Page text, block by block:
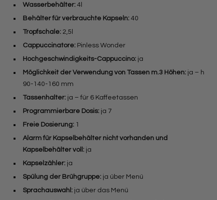
Wasserbehälter:4l
Behälter für verbrauchte Kapseln:40
Tropfschale:2,5l
Cappuccinatore:Pinless Wonder
Hochgeschwindigkeits-Cappuccino:ja
Möglichkeit der Verwendung von Tassen m.3 Höhen:ja – h
90-140-160 mm
Tassenhalter:ja – für 6 Kaffeetassen
Programmierbare Dosis:ja 7
Freie Dosierung:1
Alarm für Kapselbehälter nicht vorhanden und
Kapselbehälter voll:ja
Kapselzähler:ja
Spülung der Brühgruppe:ja über Menü
Sprachauswahl:ja über das Menü